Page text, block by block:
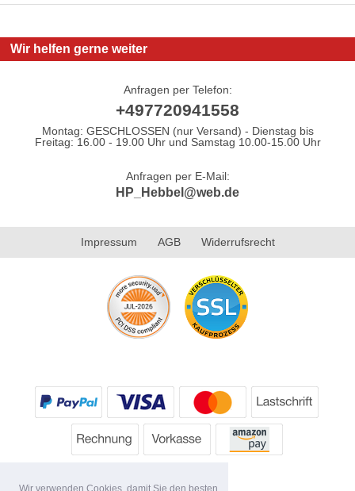
Wir helfen gerne weiter
Anfragen per Telefon:
+497720941558
Montag: GESCHLOSSEN (nur Versand) - Dienstag bis
Freitag: 16.00 - 19.00 Uhr und Samstag 10.00-15.00 Uhr
Anfragen per E-Mail:
HP_Hebbel@web.de
Impressum AGB Widerrufsrecht